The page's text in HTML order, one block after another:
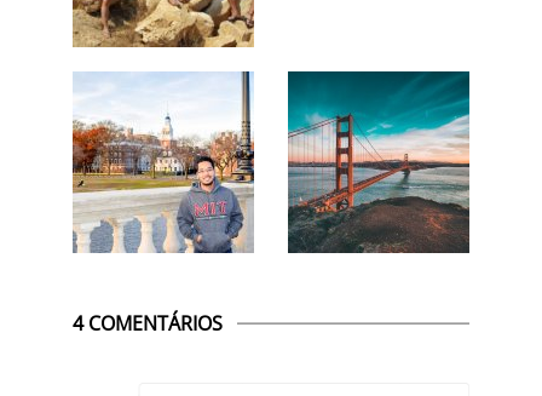
4 COMENTÁRIOS